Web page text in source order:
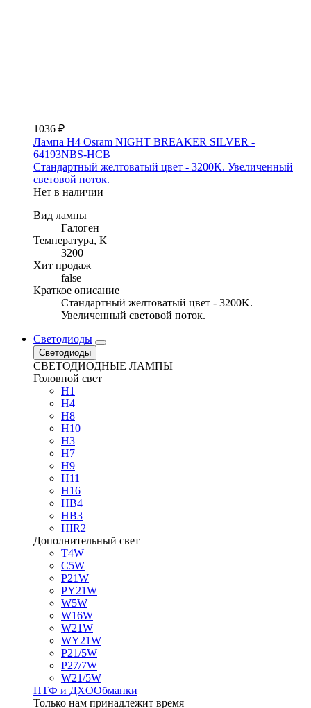
1036 ₽
Лампа H4 Osram NIGHT BREAKER SILVER -
64193NBS-HCB
Стандартный желтоватый цвет - 3200K. Увеличенный
световой поток.
Нет в наличии
Вид лампы
Галоген
Температура, К
3200
Хит продаж
false
Краткое описание
Стандартный желтоватый цвет - 3200K.
Увеличенный световой поток.
Светодиоды
Светодиоды
СВЕТОДИОДНЫЕ ЛАМПЫ
Головной свет
H1
H4
H8
H10
H3
H7
H9
H11
H16
HB4
HB3
HIR2
Дополнительный свет
T4W
C5W
P21W
PY21W
W5W
W16W
W21W
WY21W
P21/5W
P27/7W
W21/5W
ПТФ и ДXООбманки
Только нам принадлежит время